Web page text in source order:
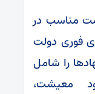
مناسب در
فوری دولت
را شامل
معیشت،